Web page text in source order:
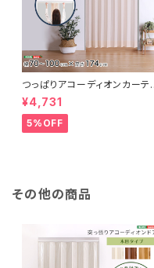
つっぱりアコーディオンカーテ
ン 100×174cm SH-16-TA
DC
¥4,731
5%OFF
その他の商品